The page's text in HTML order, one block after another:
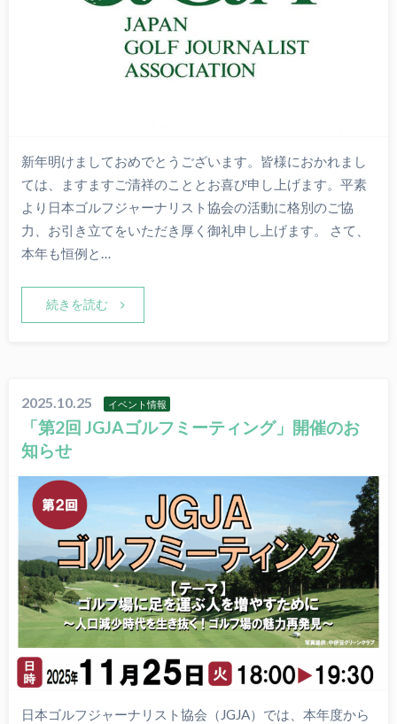
新年明けましておめでとうございます。皆様におかれまし
ては、ますますご清祥のこととお喜び申し上げます。平素
より日本ゴルフジャーナリスト協会の活動に格別のご協
力、お引き立てをいただき厚く御礼申し上げます。 さて、
本年も恒例と…
続きを読む
2025.10.25 イベント情報
「第2回 JGJAゴルフミーティング」開催のお
知らせ
日本ゴルフジャーナリスト協会（JGJA）では、本年度から